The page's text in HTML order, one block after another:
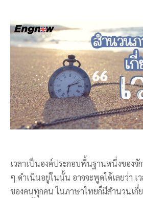
เวลาเป็นองค์ประกอบพื้นฐานหนึ่งของจั
ๆ ดำเนินอยู่ในนั้น อาจจะพูดได้เลยว่า เ
ของคนทุกคน ในภาษาไทยก็มีสำนวนเกี่